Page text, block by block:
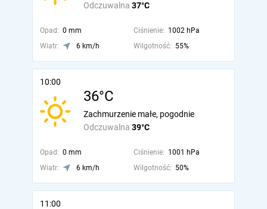
Odczuwalna 37°C
Opad: 0 mm Ciśnienie: 1002 hPa
Wiatr:
6 km/h Wilgotność: 55%
10:00
36°C
Odczuwalna 39°C
Zachmurzenie małe, pogodnie
Opad: 0 mm Ciśnienie: 1001 hPa
Wiatr:
6 km/h Wilgotność: 50%
11:00